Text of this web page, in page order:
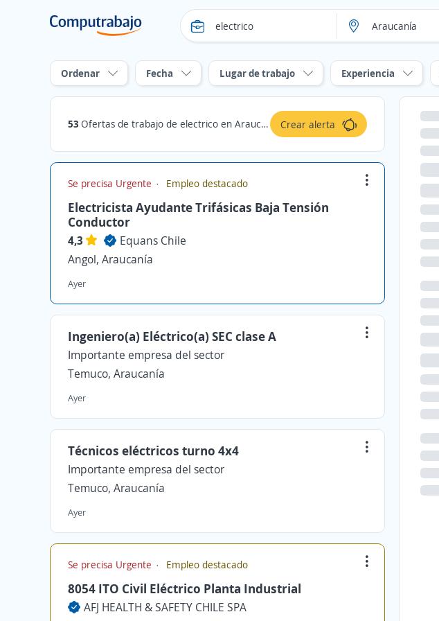
Ordenar Fecha Lugar de trabajo Experiencia
53 Ofertas de trabajo de electrico en Araucanía Crear alerta
Se precisa Urgente Empleo destacado
Electricista Ayudante Trifásicas Baja Tensión
Conductor
4,3
Equans Chile
Angol, Araucanía
Ayer
Ingeniero(a) Eléctrico(a) SEC clase A
Importante empresa del sector
Temuco, Araucanía
Ayer
Técnicos eléctricos turno 4x4
Importante empresa del sector
Temuco, Araucanía
Ayer
Se precisa Urgente Empleo destacado
8054 ITO Civil Eléctrico Planta Industrial
AFJ HEALTH & SAFETY CHILE SPA